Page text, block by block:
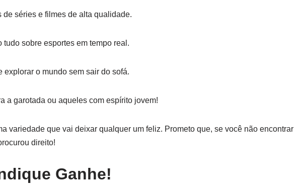
de séries e filmes de alta qualidade.
tudo sobre esportes em tempo real.
explorar o mundo sem sair do sofá.
a garotada ou aqueles com espírito jovem!
variedade que vai deixar qualquer um feliz. Prometo que, se você não encontrar
direito!
Ganhe!